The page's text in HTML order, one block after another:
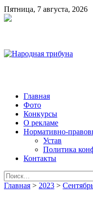
Пятница, 7 августа, 2026
Народная трибуна
Калининская районная
Главная
Фото
Конкурсы
О рекламе
Нормативно-
Устав
Политика
Контакты
Найти:
Главная > 2023 >